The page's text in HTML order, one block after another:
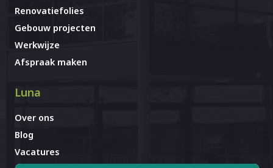
Renovatiefolies
Gebouw projecten
Werkwijze
Afspraak maken
Luna
Over ons
Blog
Vacatures